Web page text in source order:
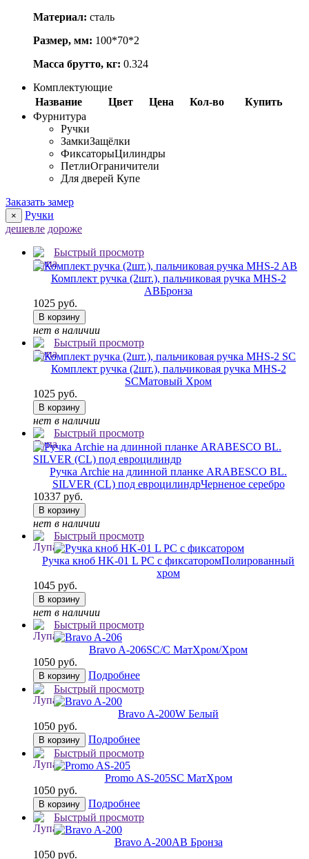
Материал: сталь
Размер, мм: 100*70*2
Масса брутто, кг: 0.324
Комплектующие
Название
Цвет Цена Кол-во
Купить
Фурнитура
Ручки
ЗамкиЗащёлки
ФиксаторыЦилиндры
ПетлиОграничители
Для дверей Купе
Заказать замер
×
Ручки
дешевле дороже
Быстрый просмотр
Комплект ручка (2шт.), пальчиковая ручка MHS-2
ABБронза
1025 руб.
В корзину
нет в наличии
Быстрый просмотр
Комплект ручка (2шт.), пальчиковая ручка MHS-2
SCМатовый Хром
1025 руб.
В корзину
нет в наличии
Быстрый просмотр
Ручка Archie на длинной планке ARABESCO BL.
SILVER (CL) под евроцилиндрЧерненое серебро
10337 руб.
В корзину
нет в наличии
Быстрый просмотр
Ручка кноб HK-01 L PC с фиксаторомПолированный
хром
1045 руб.
В корзину
нет в наличии
Быстрый просмотр
Bravo A-206SC/C МатХром/Хром
1050 руб.
В корзину
Подробнее
Быстрый просмотр
Bravo A-200W Белый
1050 руб.
В корзину
Подробнее
Быстрый просмотр
Promo AS-205SC МатХром
1050 руб.
В корзину
Подробнее
Быстрый просмотр
Bravo A-200AB Бронза
1050 руб.